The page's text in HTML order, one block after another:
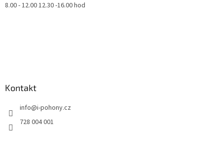
8.00 - 12.00 12.30 -16.00 hod
Kontakt
info@i-pohony.cz
728 004 001